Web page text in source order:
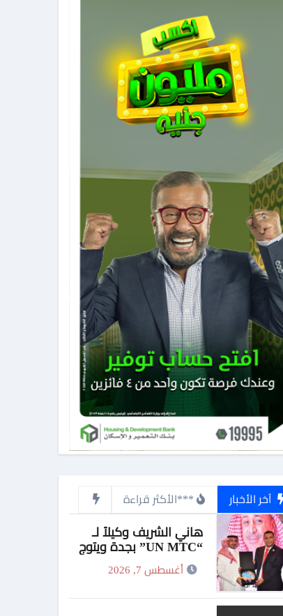
آخر الأخبار ***الأكثر قراءة
هاني الشريف وكيلاً لـ
“UN MTC” بجدة ويتوج
بجائزة “القائد المؤثر”
أغسطس 7, 2026